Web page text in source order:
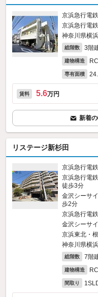
京浜急行電
京浜急行電
神奈川県横
総階数 3階
建物構造
専有面積
賃料 5.6万円
新着
リステージ新杉田
京浜急行電
京浜急行電
徒歩3分
金沢シーサ
歩2分
京浜急行電
金沢シーサ
京浜東北・
神奈川県横
総階数 7階
建物構造
間取り